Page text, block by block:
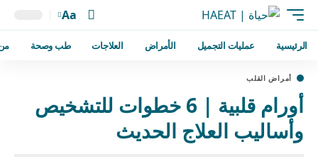
Aa
الرئيسية عمليات التجميل الأمراض العلاجات طب وصحة
أمراض القلب
أورام قلبية | 6 خطوات للتشخيص
وأساليب العلاج الحديث